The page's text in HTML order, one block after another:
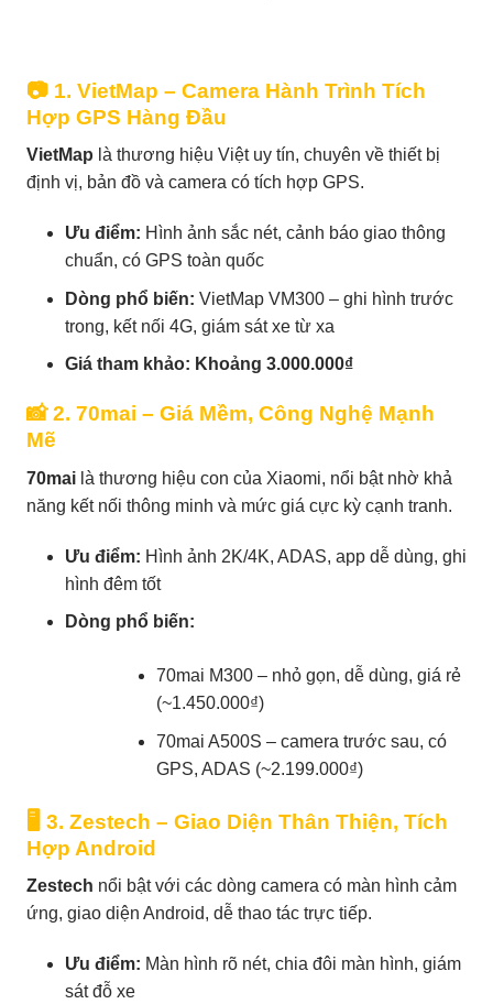
📷 1. VietMap – Camera Hành Trình Tích
Hợp GPS Hàng Đầu
VietMap là thương hiệu Việt uy tín, chuyên về thiết bị
định vị, bản đồ và camera có tích hợp GPS.
Ưu điểm: Hình ảnh sắc nét, cảnh báo giao thông
chuẩn, có GPS toàn quốc
Dòng phổ biến: VietMap VM300 – ghi hình trước
trong, kết nối 4G, giám sát xe từ xa
Giá tham khảo: Khoảng 3.000.000₫
📸 2. 70mai – Giá Mềm, Công Nghệ Mạnh
Mẽ
70mai là thương hiệu con của Xiaomi, nổi bật nhờ khả
năng kết nối thông minh và mức giá cực kỳ cạnh tranh.
Ưu điểm: Hình ảnh 2K/4K, ADAS, app dễ dùng, ghi
hình đêm tốt
Dòng phổ biến:
70mai M300 – nhỏ gọn, dễ dùng, giá rẻ
(~1.450.000₫)
70mai A500S – camera trước sau, có
GPS, ADAS (~2.199.000₫)
🖥️ 3. Zestech – Giao Diện Thân Thiện, Tích
Hợp Android
Zestech nổi bật với các dòng camera có màn hình cảm
ứng, giao diện Android, dễ thao tác trực tiếp.
Ưu điểm: Màn hình rõ nét, chia đôi màn hình, giám
sát đỗ xe